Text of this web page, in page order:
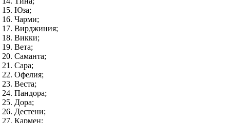
Юза;
Чарми;
Вирджиния;
Викки;
Вета;
Саманта;
Сара;
Офелия;
Веста;
Пандора;
Дора;
Дестени;
Кармен;